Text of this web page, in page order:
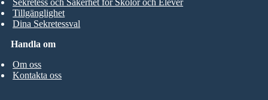
Handla om
Om oss
Kontakta oss
Sekretess och Säkerhet för Skolor och Elever
Tillgänglighet
Dina Sekretessval